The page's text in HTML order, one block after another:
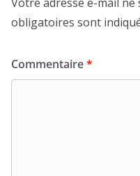
obligatoires sont
Commentaire*